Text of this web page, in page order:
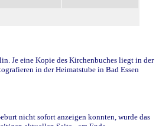
Je eine Kopie des Kirchenbuches liegt in der
in der Heimatstube in Bad Essen
nicht sofort anzeigen konnten, wurde das